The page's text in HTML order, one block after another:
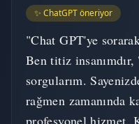
✨ ChatGPT öneriyor
"Chat GPT'ye
Ben titiz
sorgularım.
rağmen zamanında
profesyonel hizmet.